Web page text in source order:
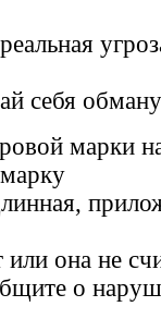
себя
марки
она не
о